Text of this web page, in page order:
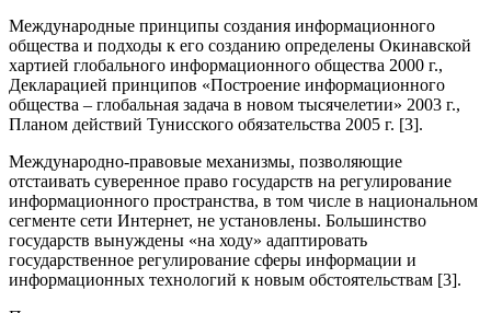
Международные принципы создания информационного
общества и подходы к его созданию определены Окинавской
хартией глобального информационного общества 2000 г.,
Декларацией принципов «Построение информационного
общества – глобальная задача в новом тысячелетии» 2003 г.,
Планом действий Тунисского обязательства 2005 г. [3].
Международно-правовые механизмы, позволяющие
отстаивать суверенное право государств на регулирование
информационного пространства, в том числе в национальном
сегменте сети Интернет, не установлены. Большинство
государств вынуждены «на ходу» адаптировать
государственное регулирование сферы информации и
информационных технологий к новым обстоятельствам [3].